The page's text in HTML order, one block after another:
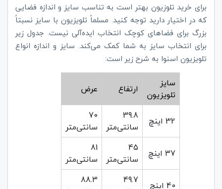
برای خرید تلوزیون بهتر است به تناسب سایز و اندازه فضایی
که در اختیار دارید توجه کنید. مسلماً تلویزیون با سایز نسبتاً
بزرگ برای فضاهای کوچک انتخاب ایده‌آلی نیست. جدول زیر
برای انتخاب سایز به شما کمک می‌کند. سایز و اندازه انواع
تلویزیون اسنوا به شرح زیر است:
سایز
تلویزیون
ارتفاع عرض
32 اینچ
39.8
سانتی‌متر
70
سانتی‌متر
37 اینچ
45
سانتی‌متر
81
سانتی‌متر
40 اینچ
49.7
88.3